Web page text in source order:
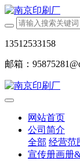
13512533158
邮箱：
网站首页
公司简介
全部 经营范
宣传册画册